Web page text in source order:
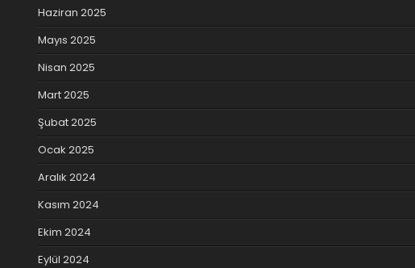
Haziran 2025
Mayıs 2025
Nisan 2025
Mart 2025
Şubat 2025
Ocak 2025
Aralık 2024
Kasım 2024
Ekim 2024
Eylül 2024